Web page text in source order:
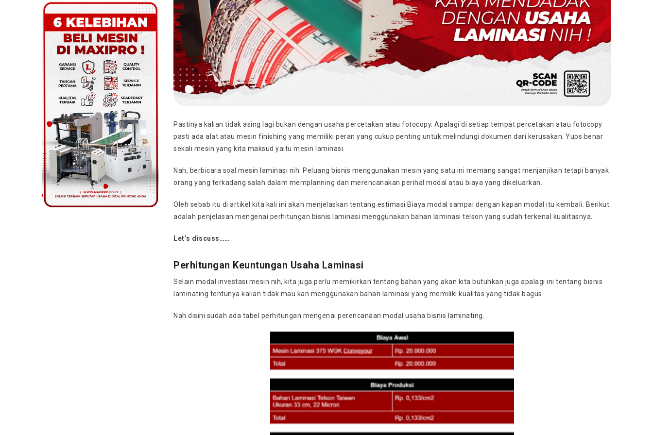
Pastinya kalian tidak asing lagi bukan dengan usaha percetakan atau fotocopy. Apalagi di setiap tempat percetakan atau fotocopy
pasti ada alat atau mesin finishing yang memiliki peran yang cukup penting untuk melindungi dokumen dari kerusakan. Yups benar
sekali mesin yang kita maksud yaitu mesin laminasi.
Nah, berbicara soal mesin laminasi nih. Peluang bisnis menggunakan mesin yang satu ini memang sangat menjanjikan tetapi banyak
orang yang terkadang salah dalam memplanning dan merencanakan perihal modal atau biaya yang dikeluarkan.
Oleh sebab itu di artikel kita kali ini akan menjelaskan tentang estimasi Biaya modal sampai dengan kapan modal itu kembali. Berikut
adalah penjelasan mengenai perhitungan bisnis laminasi menggunakan bahan laminasi telson yang sudah terkenal kualitasnya.
Let’s discuss……
Perhitungan Keuntungan Usaha Laminasi
Selain modal investasi mesin nih, kita juga perlu memikirkan tentang bahan yang akan kita butuhkan juga apalagi ini tentang bisnis
laminating tentunya kalian tidak mau kan menggunakan bahan laminasi yang memiliki kualitas yang tidak bagus.
Nah disini sudah ada tabel perhitungan mengenai perencanaan modal usaha bisnis laminating.